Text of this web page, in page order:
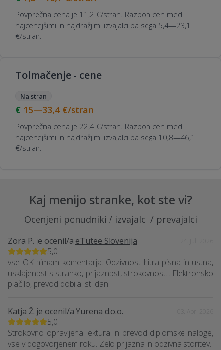
Povprečna cena je 11,2 €/stran. Razpon cen med
najcenejšimi in najdražjimi izvajalci pa sega 5,4—23,1
€/stran.
Tolmačenje - cene
Na stran
15—33,4 €/stran
Povprečna cena je 22,4 €/stran. Razpon cen med
najcenejšimi in najdražjimi izvajalci pa sega 10,8—46,1
€/stran.
Kaj menijo stranke, kot ste vi?
Ocenjeni ponudniki / izvajalci / prevajalci
Zora P. je ocenil/a eTutee Slovenija
5,0
vse OK nimam komentarja. Odzivnost hitra pisna in ustna,
usklajenost s stranko, prijaznost, strokovnost... Elektronsko
plačilo, prevod dobila isti dan.
Katja Ž. je ocenil/a Yurena d.o.o.
5,0
Strokovno opravljena lektura in prevod diplomske naloge,
vse v dogovorjenem roku. Zelo prijazna in odzivna storitev.